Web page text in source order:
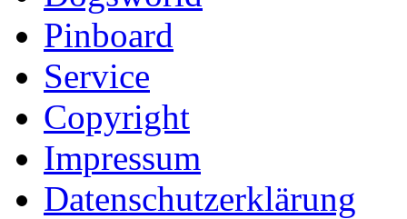
Pinboard
Service
Copyright
Impressum
Datenschutzerklärung